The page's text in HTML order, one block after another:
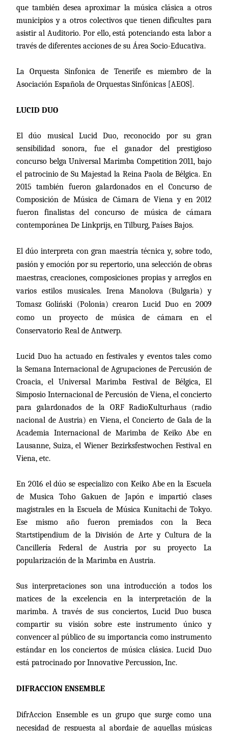
que también desea aproximar la música clásica a otros
municipios y a otros colectivos que tienen dificultes para
asistir al Auditorio. Por ello, está potenciando esta labor a
través de diferentes acciones de su Área Socio-Educativa.
La Orquesta Sinfonica de Tenerife es miembro de la
Asociación Española de Orquestas Sinfónicas [AEOS].
LUCID DUO
El dúo musical Lucid Duo, reconocido por su gran
sensibilidad sonora, fue el ganador del prestigioso
concurso belga Universal Marimba Competition 2011, bajo
el patrocinio de Su Majestad la Reina Paola de Bélgica. En
2015 también fueron galardonados en el Concurso de
Composición de Música de Cámara de Viena y en 2012
fueron finalistas del concurso de música de cámara
contemporánea De Linkprijs, en Tilburg, Países Bajos.
El dúo interpreta con gran maestría técnica y, sobre todo,
pasión y emoción por su repertorio, una selección de obras
maestras, creaciones, composiciones propias y arreglos en
varios estilos musicales. Irena Manolova (Bulgaria) y
Tomasz Goliński (Polonia) crearon Lucid Duo en 2009
como un proyecto de música de cámara en el
Conservatorio Real de Antwerp.
Lucid Duo ha actuado en festivales y eventos tales como
la Semana Internacional de Agrupaciones de Percusión de
Croacia, el Universal Marimba Festival de Bélgica, El
Simposio Internacional de Percusión de Viena, el concierto
para galardonados de la ORF RadioKulturhaus (radio
nacional de Austria) en Viena, el Concierto de Gala de la
Academia Internacionalde Marimba de Keiko Abe en
Lausanne, Suiza, el Wiener Bezirksfestwochen Festival en
Viena, etc.
En 2016 el dúo se especializo con Keiko Abe en la Escuela
de Musica Toho Gakuen de Japón e impartió clases
magistrales en la Escuela de Música Kunitachi de Tokyo.
Ese mismo año fueron premiados con la Beca
Startstipendium de la División de Arte y Cultura de la
Cancillería Federalde Austria por su proyecto La
popularización de la Marimba en Austria.
Sus interpretaciones son una introducción a todos los
matices de la excelencia en la interpretación de la
marimba. A través de sus conciertos, Lucid Duo busca
compartir su visión sobre este instrumento único y
convencer al público de su importancia como instrumento
estándar en los conciertos de música clásica. Lucid Duo
está patrocinado por Innovative Percussion, Inc.
DIFRACCION ENSEMBLE
DifrAccion Ensemble es un grupo que surge como una
necesidad de respuesta al abordaje de aquellas músicas